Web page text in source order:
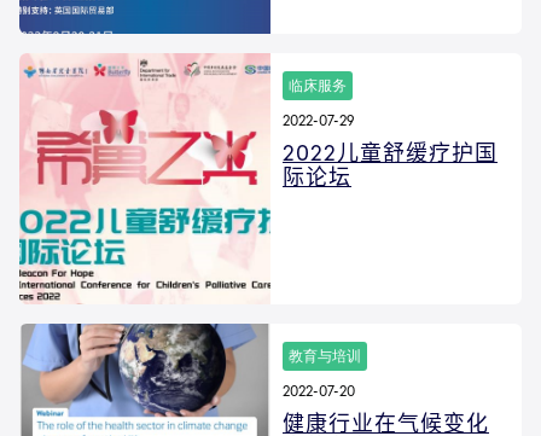
临床服务
2022-07-29
2022儿童舒缓疗护国
际论坛
教育与培训
2022-07-20
健康行业在气候变化